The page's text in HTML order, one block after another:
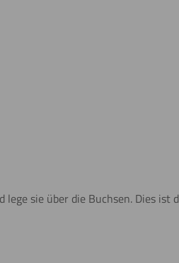
sie über die Buchsen. Dies ist